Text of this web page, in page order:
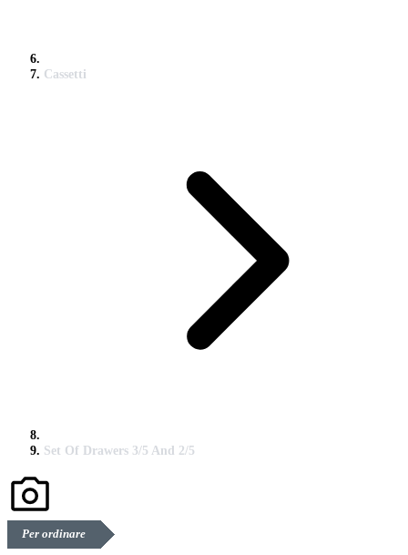
Cassetti
Set Of Drawers 3/5 And 2/5
Per ordinare